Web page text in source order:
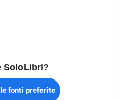
SoloLibri?
fonti preferite